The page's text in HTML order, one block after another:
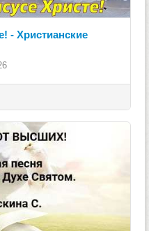
- Христианские